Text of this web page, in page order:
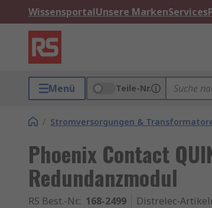
WissensportalUnsere MarkenServices
Menü Teile-Nr.
/ Stromversorgungen &
Phoenix Contact
Redundanzmodul
RS Best.-Nr.: 168-2499 Distrelec-